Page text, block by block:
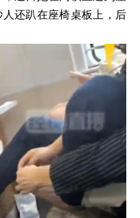
还趴在座椅桌板上，后